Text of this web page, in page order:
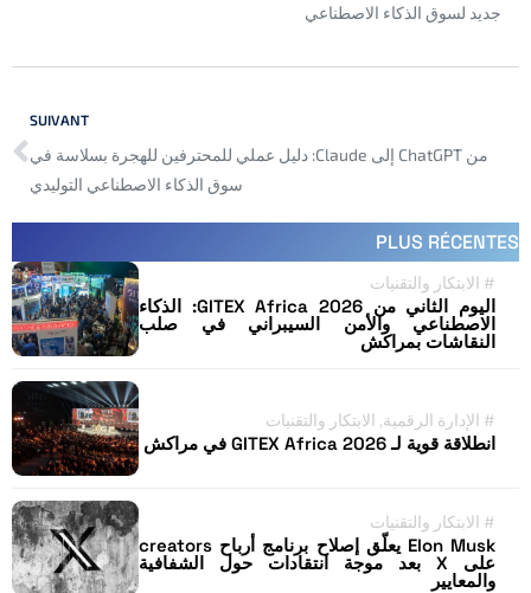
جديد لسوق الذكاء الاصطناعي
SUIVANT
من ChatGPT إلى Claude: دليل عملي للمحترفين للهجرة بسلاسة في
سوق الذكاء الاصطناعي التوليدي
PLUS RÉCENTES
# الابتكار والتقنيات
اليوم الثاني من GITEX Africa 2026: الذكاء
الاصطناعي والأمن السيبراني في صلب
النقاشات بمراكش
# الإدارة الرقمية, الابتكار والتقنيات
انطلاقة قوية لـ GITEX Africa 2026 في مراكش
# الابتكار والتقنيات
Elon Musk يعلّق إصلاح برنامج أرباح creators
على X بعد موجة انتقادات حول الشفافية
والمعايير